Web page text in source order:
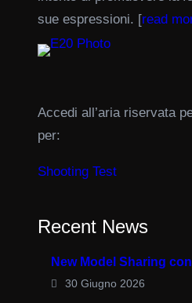
sue espressioni. [read
Accedi all’aria riservata
per:
Shooting Test
Recent News
New Model Sharing
30 Giugno 2026